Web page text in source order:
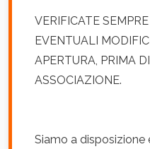
VERIFICATE
EVENTUALI
APERTURA, PRIMA
ASSOCIAZIONE.
Siamo a disposizione